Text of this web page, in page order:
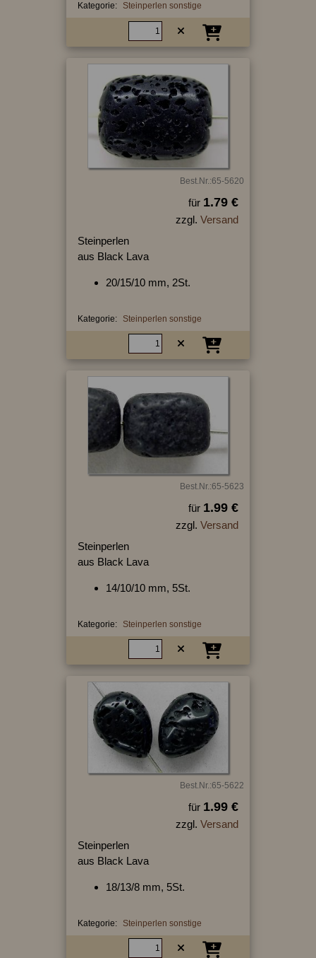
Kategorie: Steinperlen sonstige
Best.Nr.:65-5620
für 1.79 €
zzgl. Versand
Steinperlen
aus Black Lava
20/15/10 mm, 2St.
Kategorie: Steinperlen sonstige
Best.Nr.:65-5623
für 1.99 €
zzgl. Versand
Steinperlen
aus Black Lava
14/10/10 mm, 5St.
Kategorie: Steinperlen sonstige
Best.Nr.:65-5622
für 1.99 €
zzgl. Versand
Steinperlen
aus Black Lava
18/13/8 mm, 5St.
Kategorie: Steinperlen sonstige